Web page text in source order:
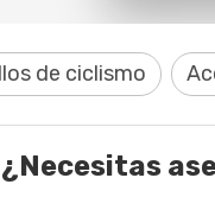
de ciclismo